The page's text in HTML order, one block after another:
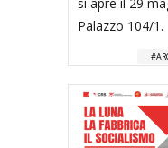
Palazzo 104/1.